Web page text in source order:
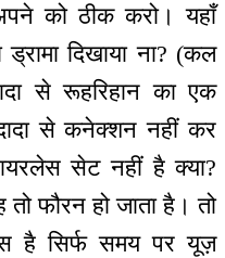
को ठीक करो। यहाँ
दिखाया ना? (कल
से रूहरिहान का एक
से कनेक्शन नहीं कर
सेट नहीं है क्या?
फौरन हो जाता है। तो
है सिर्फ समय पर यूज़